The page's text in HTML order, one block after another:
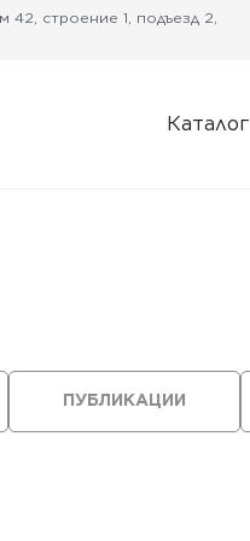
42, строение 1, подъезд 2,
Каталог
ПУБЛИКАЦИИ